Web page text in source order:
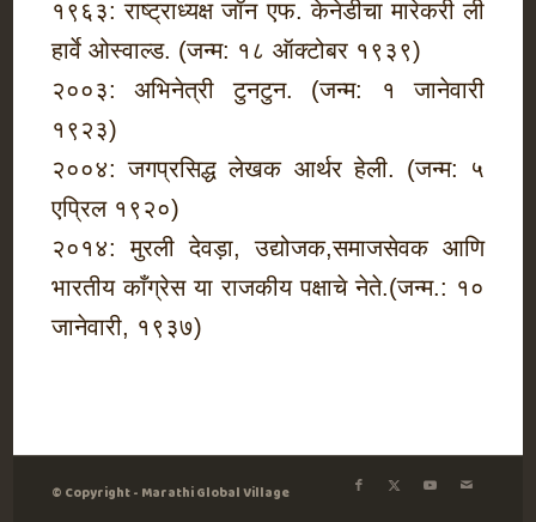
१९६३: राष्ट्राध्यक्ष जॉन एफ. केनेडीचा मारेकरी ली
हार्वे ओस्वाल्ड. (जन्म: १८ ऑक्टोबर १९३९)
२००३: अभिनेत्री टुनटुन. (जन्म: १ जानेवारी
१९२३)
२००४: जगप्रसिद्ध लेखक आर्थर हेली. (जन्म: ५
एप्रिल १९२०)
२०१४: मुरली देवड़ा, उद्योजक,समाजसेवक आणि
भारतीय काँग्रेस या राजकीय पक्षाचे नेते.(जन्म.: १०
जानेवारी, १९३७)
© Copyright - Marathi Global Village